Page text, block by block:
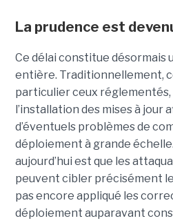
La prudence est
Ce délai constitue désormais
entière. Traditionnellement,
particulier ceux
l’installation des mises à jour
d’éventuels problèmes de
déploiement à grande
aujourd’hui est que les
peuvent cibler précisément
pas encore appliqué les
déploiement auparavant